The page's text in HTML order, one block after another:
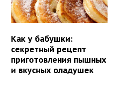
Как у бабушки:
секретный рецепт
приготовления пышных
и вкусных оладушек